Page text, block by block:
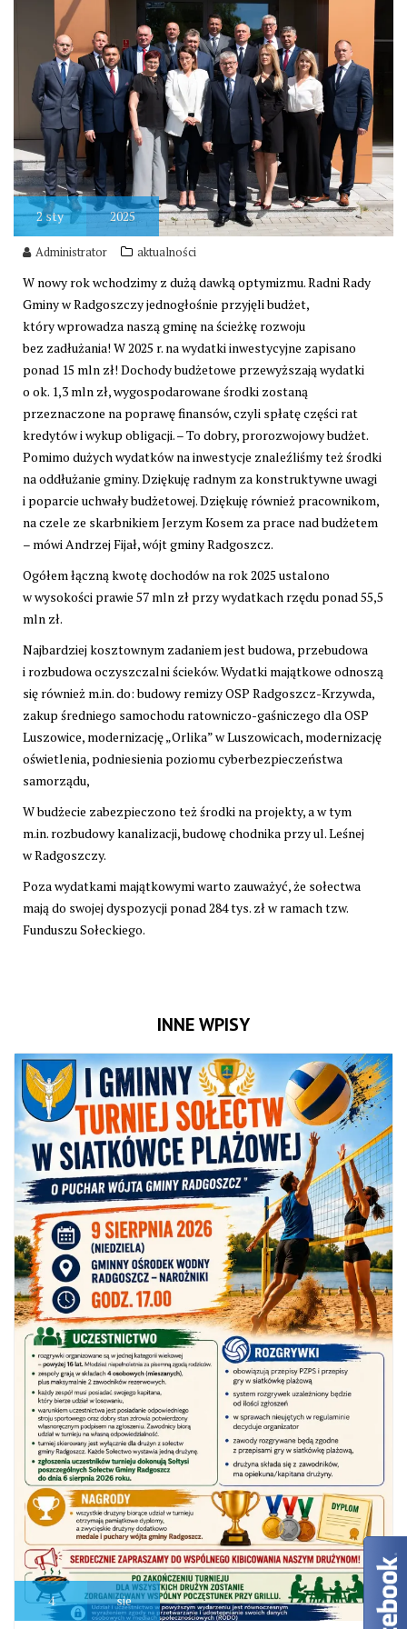
2sty 2025
Administrator aktualności
W nowy rok wchodzimy z dużą dawką optymizmu. Radni Rady
Gminy w Radgoszczy jednogłośnie przyjęli budżet,
który wprowadza naszą gminę na ścieżkę rozwoju
bez zadłużania! W 2025 r. na wydatki inwestycyjne zapisano
ponad 15 mln zł! Dochody budżetowe przewyższają wydatki
o ok. 1,3 mln zł, wygospodarowane środki zostaną
przeznaczone na poprawę finansów, czyli spłatę części rat
kredytów i wykup obligacji. – To dobry, prorozwojowy budżet.
Pomimo dużych wydatków na inwestycje znaleźliśmy też środki
na oddłużanie gminy. Dziękuję radnym za konstruktywne uwagi
i poparcie uchwały budżetowej. Dziękuję również pracownikom,
na czele ze skarbnikiem Jerzym Kosem za prace nad budżetem
– mówi Andrzej Fijał, wójt gminy Radgoszcz.
Ogółem łączną kwotę dochodów na rok 2025 ustalono
w wysokości prawie 57 mln zł przy wydatkach rzędu ponad 55,5
mln zł.
Najbardziej kosztownym zadaniem jest budowa, przebudowa
i rozbudowa oczyszczalni ścieków. Wydatki majątkowe odnoszą
się również m.in. do: budowy remizy OSP Radgoszcz-Krzywda,
zakup średniego samochodu ratowniczo-gaśniczego dla OSP
Luszowice, modernizację „Orlika” w Luszowicach, modernizację
oświetlenia, podniesienia poziomu cyberbezpieczeństwa
samorządu,
W budżecie zabezpieczono też środki na projekty, a w tym
m.in. rozbudowy kanalizacji, budowę chodnika przy ul. Leśnej
w Radgoszczy.
Poza wydatkami majątkowymi warto zauważyć, że sołectwa
mają do swojej dyspozycji ponad 284 tys. zł w ramach tzw.
Funduszu Sołeckiego.
INNE WPISY
4 sie